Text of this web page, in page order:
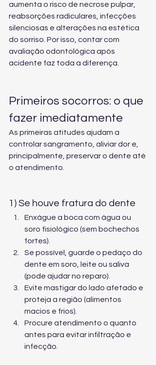
aumenta o risco de necrose pulpar,
reabsorções radiculares, infecções
silenciosas e alterações na estética
do sorriso. Por isso, contar com
avaliação odontológica após
acidente faz toda a diferença.
Primeiros socorros: o que
fazer imediatamente
As primeiras atitudes ajudam a
controlar sangramento, aliviar dor e,
principalmente, preservar o dente até
o atendimento.
1) Se houve fratura do dente
Enxágue a boca com água ou
soro fisiológico (sem bochechos
fortes).
Se possível, guarde o pedaço do
dente em soro, leite ou saliva
(pode ajudar no reparo).
Evite mastigar do lado afetado e
proteja a região (alimentos
macios e frios).
Procure atendimento o quanto
antes para evitar infiltração e
infecção.